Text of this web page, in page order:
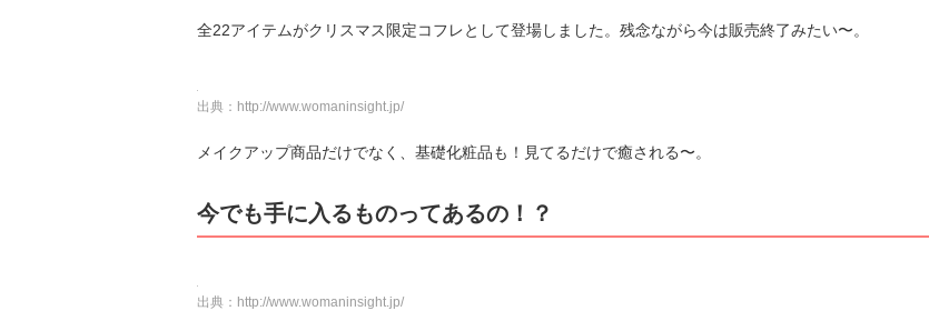
全22アイテムがクリスマス限定コフレとして登場しました。残念ながら今は販売終了みたい〜。
出典： http://www.womaninsight.jp/
メイクアップ商品だけでなく、基礎化粧品も！見てるだけで癒される〜。
今でも手に入るものってあるの！？
出典： http://www.womaninsight.jp/